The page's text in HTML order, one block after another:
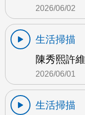
2026/06/02
生活掃描
陳秀熙許
2026/06/01
生活掃描